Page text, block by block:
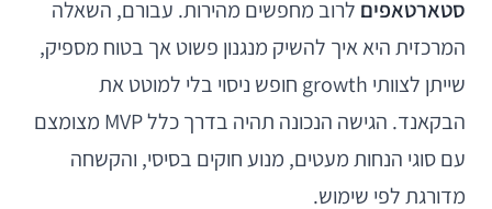
סטארטאפים לרוב מחפשים מהירות. עבורם, השאלה
המרכזית היא איך להשיק מנגנון פשוט אך בטוח מספיק,
שייתן לצוותי growth חופש ניסוי בלי למוטט את
הבקאנד. הגישה הנכונה תהיה בדרך כלל MVP מצומצם
עם סוגי הנחות מעטים, מנוע חוקים בסיסי, והקשחה
מדורגת לפי שימוש.